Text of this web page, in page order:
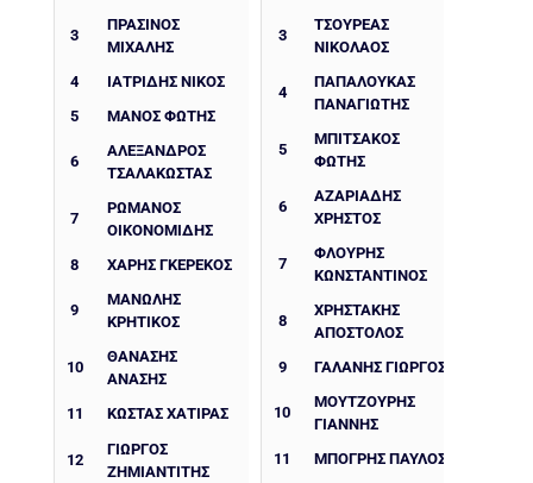
3
ΠΡΑΣΙΝΟΣ
ΜΙΧΑΛΗΣ
4
ΙΑΤΡΙΔΗΣ ΝΙΚΟΣ
5
ΜΑΝΟΣ ΦΩΤΗΣ
6
ΑΛΈΞΑΝΔΡΟΣ
ΤΣΑΛΑΚΏΣΤΑΣ
7
ΡΩΜΑΝΌΣ
ΟΙΚΟΝΟΜΊΔΗΣ
8
ΧΆΡΗΣ ΓΚΕΡΈΚΟΣ
9
ΜΑΝΩΛΗΣ
ΚΡΗΤΙΚΟΣ
10
ΘΑΝΆΣΗΣ
ΑΝΆΣΗΣ
11
ΚΏΣΤΑΣ ΧΑΤΙΡΑΣ
12
ΓΙΏΡΓΟΣ
ΖΗΜΙΑΝΤΊΤΗΣ
3
ΤΣΟΥΡΈΑΣ
ΝΙΚΌΛΑΟΣ
4
ΠΑΠΑΛΟΥΚΆΣ
ΠΑΝΑΓΙΏΤΗΣ
5
ΜΠΙΤΣΆΚΟΣ
ΦΏΤΗΣ
6
ΑΖΑΡΙΆΔΗΣ
ΧΡΉΣΤΟΣ
7
ΦΛΟΥΡΉΣ
ΚΩΝΣΤΑΝΤΊΝΟΣ
8
ΧΡΗΣΤΆΚΗΣ
ΑΠΌΣΤΟΛΟΣ
9
ΓΑΛΆΝΗΣ ΓΙΏΡΓΟΣ
10
ΜΟΥΤΖΟΎΡΗΣ
ΓΙΆΝΝΗΣ
11
ΜΠΌΓΡΗΣ ΠΑΎΛΟΣ